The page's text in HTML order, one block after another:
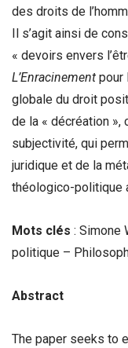
des droits de
Il s’agit ainsi de
« devoirs envers
L’Enracinement pour
globale du droit
de la « décréation »,
subjectivité, qui
juridique et de la
théologico-politique
Mots clés : Simone
politique –
Abstract
The paper seeks to